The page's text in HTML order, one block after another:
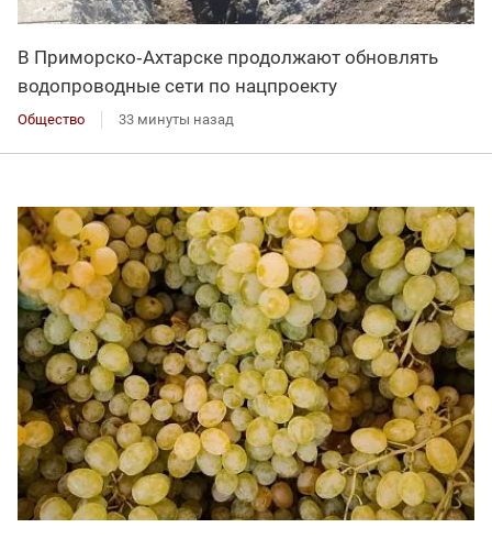
В Приморско‑Ахтарске продолжают обновлять
водопроводные сети по нацпроекту
Общество 33 минуты назад